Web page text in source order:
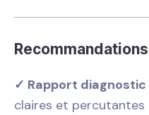
Recommandations
✓ Rapport diagnostic
claires et percutantes